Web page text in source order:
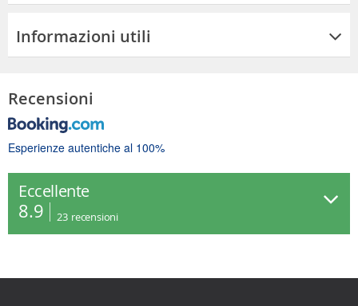
Informazioni utili
Recensioni
Esperienze autentiche al 100%
Eccellente
8.9 23 recensioni